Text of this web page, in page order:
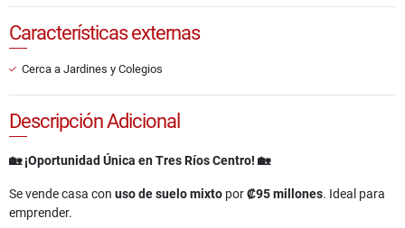
Características externas
Cerca a Jardines y Colegios
Descripción Adicional
🏡 ¡Oportunidad Única en Tres Ríos Centro! 🏡
Se vende casa con uso de suelo mixto por₡95 millones. Ideal para
emprender.